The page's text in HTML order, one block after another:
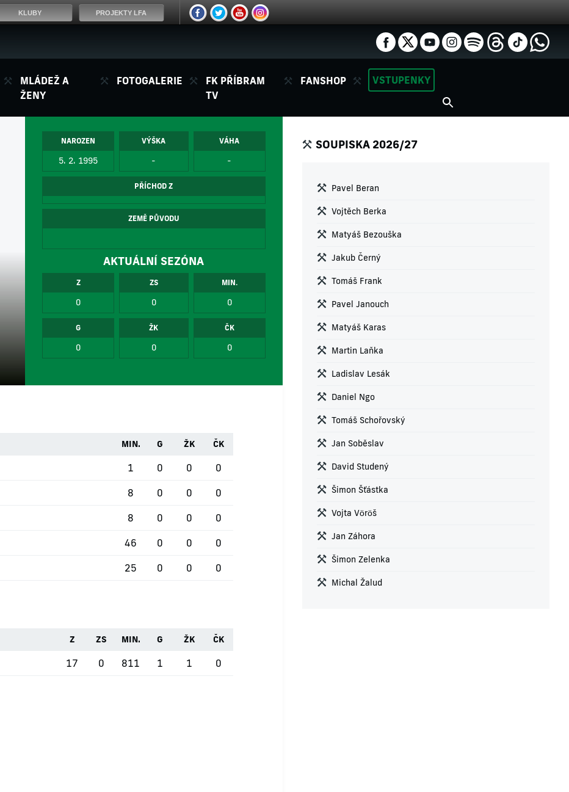
MLÁDEŽ A
ŽENY
FOTOGALERIE
FK PŘÍBRAM
TV
FANSHOP VSTUPENKY
NAROZEN
5. 2. 1995
VÝŠKA
-
VÁHA
-
PŘÍCHOD Z
ZEMĚ PŮVODU
AKTUÁLNÍ SEZÓNA
Z
0
ZS
0
MIN.
0
G
0
ŽK
0
ČK
0
MIN. G ŽK ČK
1 0 0 0
8 0 0 0
8 0 0 0
46 0 0 0
25 0 0 0
Z ZS MIN. G ŽK ČK
17 0 811 1 1 0
SOUPISKA 2026/27
Pavel Beran
Vojtěch Berka
Matyáš Bezouška
Jakub Černý
Tomáš Frank
Pavel Janouch
Matyáš Karas
Martin Laňka
Ladislav Lesák
Daniel Ngo
Tomáš Schořovský
Jan Soběslav
David Studený
Šimon Šťástka
Vojta Vöröš
Jan Záhora
Šimon Zelenka
Michal Žalud
KLUBY PROJEKTY LFA